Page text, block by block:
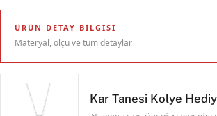
ÜRÜN DETAY BILGISI
Materyal, ölçü ve tüm detaylar
Kar Tanesi Kolye